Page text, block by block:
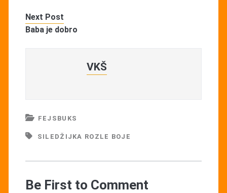
Next Post
Baba je dobro
VKŠ
FEJSBUKS
SILEDŽIJKA ROZLE BOJE
Be First to Comment